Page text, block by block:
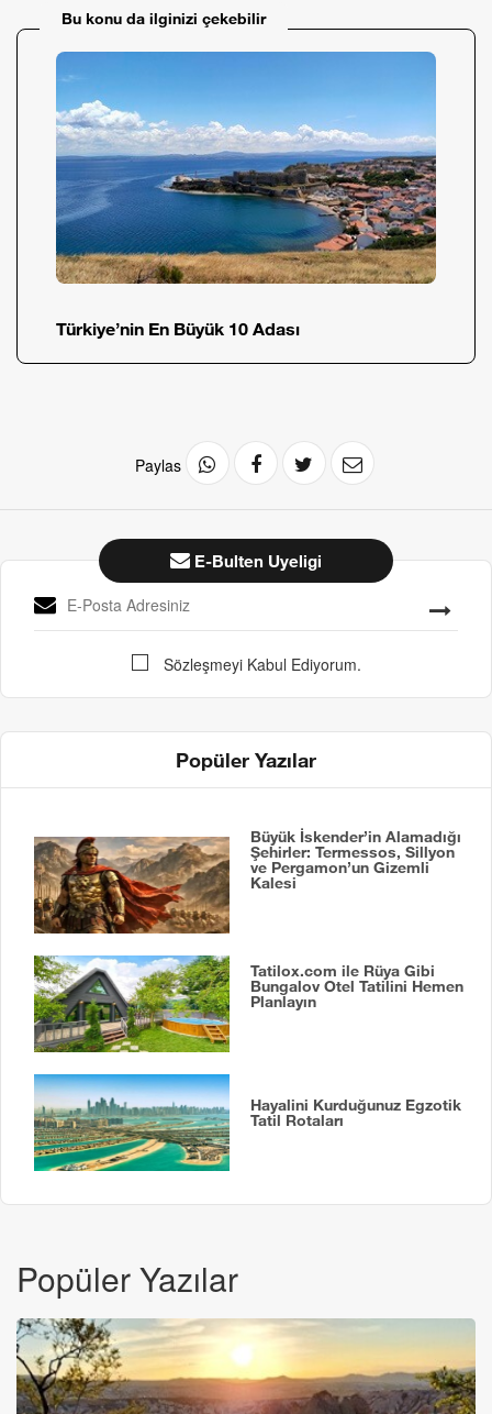
Bu konu da ilginizi çekebilir
Türkiye’nin En Büyük 10 Adası
Paylas
E-Bulten Uyeligi
Sözleşmeyi Kabul Ediyorum.
Popüler Yazılar
Büyük İskender’in Alamadığı
Şehirler: Termessos, Sillyon
ve Pergamon’un Gizemli
Kalesi
Tatilox.com ile Rüya Gibi
Bungalov Otel Tatilini Hemen
Planlayın
Hayalini Kurduğunuz Egzotik
Tatil Rotaları
Popüler Yazılar